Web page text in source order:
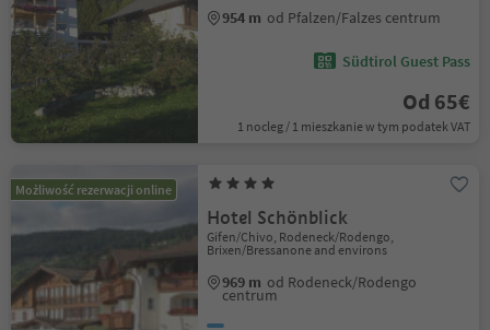
954 m od Pfalzen/Falzes centrum
Südtirol Guest Pass
Od 65€
1 nocleg / 1 mieszkanie w tym podatek VAT
Możliwość rezerwacji online
Hotel Schönblick
Gifen/Chivo, Rodeneck/Rodengo,
Brixen/Bressanone and environs
969 m od Rodeneck/Rodengo
centrum